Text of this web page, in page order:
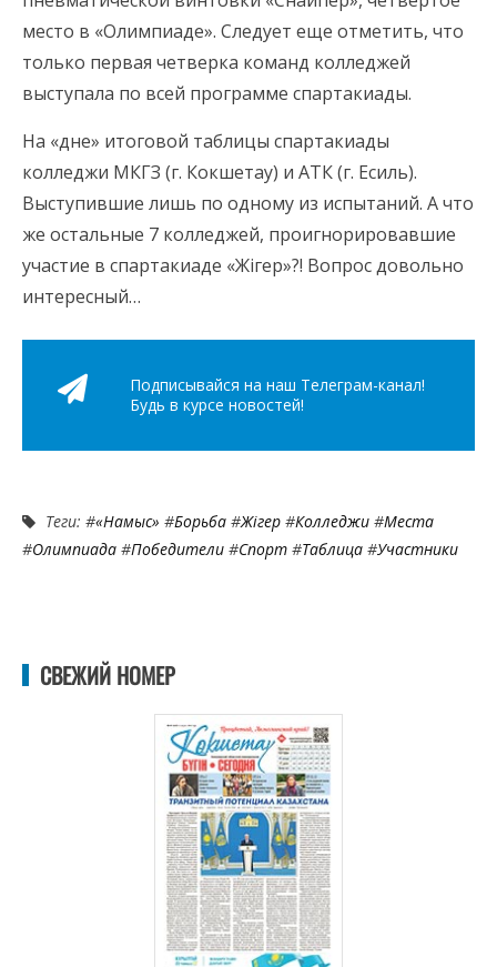
место в «Олимпиаде». Следует еще отметить, что
только первая четверка команд колледжей
выступала по всей программе спартакиады.
На «дне» итоговой таблицы спартакиады
колледжи МКГЗ (г. Кокшетау) и АТК (г. Есиль).
Выступившие лишь по одному из испытаний. А что
же остальные 7 колледжей, проигнорировавшие
участие в спартакиаде «Жігер»?! Вопрос довольно
интересный…
Подписывайся на наш Телеграм-канал!
Будь в курсе новостей!
Теги: #«Намыс» #Борьба #Жігер #Колледжи #Места
#Олимпиада #Победители #Спорт #Таблица #Участники
СВЕЖИЙ НОМЕР